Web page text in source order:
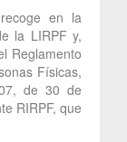
en la
la LIRPF y,
Reglamento
Físicas,
de 30 de
RIRPF, que